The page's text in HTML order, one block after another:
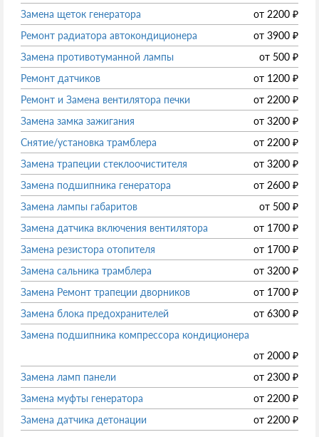
Замена щеток генератора
от 2200 ₽
Ремонт радиатора автокондиционера
от 3900 ₽
Замена противотуманной лампы
от 500 ₽
Ремонт датчиков
от 1200 ₽
Ремонт и Замена вентилятора печки
от 2200 ₽
Замена замка зажигания
от 3200 ₽
Снятие/установка трамблера
от 2200 ₽
Замена трапеции стеклоочистителя
от 3200 ₽
Замена подшипника генератора
от 2600 ₽
Замена лампы габаритов
от 500 ₽
Замена датчика включения вентилятора
от 1700 ₽
Замена резистора отопителя
от 1700 ₽
Замена сальника трамблера
от 3200 ₽
Замена Ремонт трапеции дворников
от 1700 ₽
Замена блока предохранителей
от 6300 ₽
Замена подшипника компрессора кондиционера
от 2000 ₽
Замена ламп панели
от 2300 ₽
Замена муфты генератора
от 2200 ₽
Замена датчика детонации
от 2200 ₽